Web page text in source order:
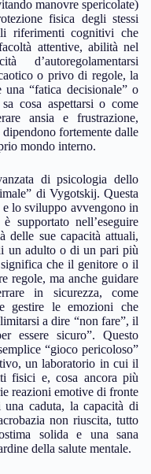
manovre spericolate)
fisica degli stessi
riferimenti cognitivi che
attentive, abilità nel
d’autoregolamentarsi
o privo di regole, la
una “fatica decisionale” o
cosa aspettarsi o come
ansia e frustrazione,
fortemente dalle
mondo interno.
di psicologia dello
di Vygotskij. Questa
e lo sviluppo avvengono in
supportato nell’eseguire
delle sue capacità attuali,
un adulto o di un pari più
che il genitore o il
regole, ma anche guidare
in sicurezza, come
gestire le emozioni che
a dire “non fare”, il
essere sicuro”. Questo
“gioco pericoloso”
un laboratorio in cui il
fisici e, cosa ancora più
reazioni emotive di fronte
caduta, la capacità di
non riuscita, tutto
solida e una sana
della salute mentale.